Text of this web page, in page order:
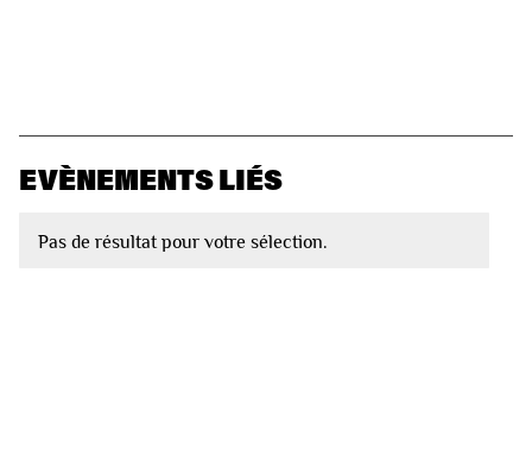
EVÈNEMENTS LIÉS
Pas de résultat pour votre sélection.